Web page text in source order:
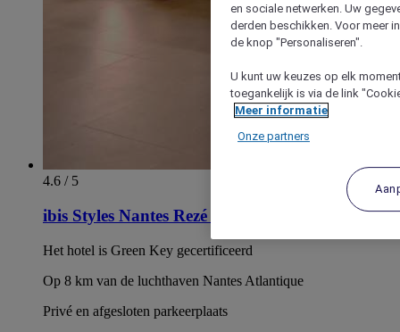
4.6 / 5
ibis Styles Nantes Rezé Aéroport
Het hotel is Green Key gecertificeerd
Op 8 km van de luchthaven Nantes Atlantique
Privé en afgesloten parkeerplaats
en sociale netwerken. Uw
derden beschikken. Voor meer
de knop "Personaliseren".
U kunt uw keuzes op elk
toegankelijk is via de link
Meer informatie
Onze partners